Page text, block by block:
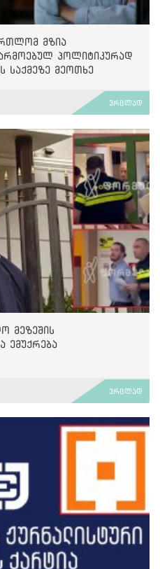
მზია
პოლიტიკურად
საქმეზე მეოთხე
ვრცლად
მეზეშის
ემუქრება
ვრცლად